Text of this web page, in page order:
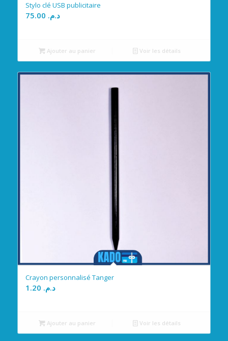
Stylo clé USB publicitaire
د.م.
Ajouter au panier Voir les détails
Crayon personnalisé Tanger
د.م.
Ajouter au panier Voir les détails